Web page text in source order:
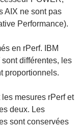
AIX ne sont pas
Performance).
en rPerf. IBM
différentes, les
proportionnels.
mesures rPerf et
deux. Les
sont conservées